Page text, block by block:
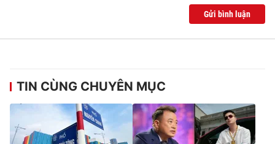
024.38 355 931 - 024.38 355 932
Email:toasoan@vtv.vn
Gửi bình luận
TIN CÙNG CHUYÊN MỤC